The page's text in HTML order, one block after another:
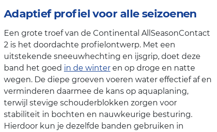
Adaptief profiel voor alle seizoenen
Een grote troef van de Continental AllSeasonContact
2 is het doordachte profielontwerp. Met een
uitstekende sneeuwhechting en ijsgrip, doet deze
band het goed in de winter en op droge en natte
wegen. De diepe groeven voeren water effectief af en
verminderen daarmee de kans op aquaplaning,
terwijl stevige schouderblokken zorgen voor
stabiliteit in bochten en nauwkeurige besturing.
Hierdoor kun je dezelfde banden gebruiken in